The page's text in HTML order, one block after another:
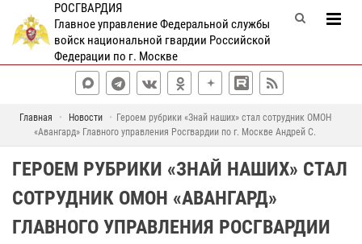
РОСГВАРДИЯ
Главное управление Федеральной службы
войск национальной гвардии Российской
Федерации по г. Москве
Главная Новости
Героем рубрики «Знай наших» стал сотрудник ОМОН
«Авангард» Главного управления Росгвардии по г. Москве Андрей С.
ГЕРОЕМ РУБРИКИ «ЗНАЙ НАШИХ» СТАЛ
СОТРУДНИК ОМОН «АВАНГАРД»
ГЛАВНОГО УПРАВЛЕНИЯ РОСГВАРДИИ